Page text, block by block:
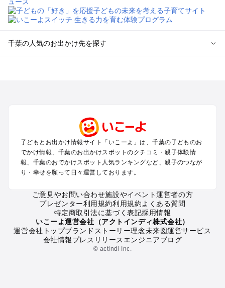
千葉の人気のお出かけ先を探す
成田・印西・酒々井のプールお出かけ
館山・南房総のプールお出かけ
九十九里・銚子のプールお出かけ
千葉市・市原のプールお出かけ
鴨川・勝浦・御宿のプールお出かけ
千葉の定番お出かけスポット
千葉の遊園地
千葉の動物園
千葉のバーベキュー
子どもとお出かけ情報サイト「いこーよ」は、千葉の子どものお
でかけ情報、千葉のお出かけスポットのクチコミ・親子体験情
報、千葉のおでかけスポット人気ランキングなど、親子のつなが
り・幸せを願って日々運営しております。
ご意見やお問い合わせ施設やイベント運営者の方
プレゼンター利用規約利用規約よくある質問
特定商取引法に基づく表記採用情報
いこーよ運営会社（アクトインディ株式会社）
運営会社トップブランドストーリー理念未来図運営サービス
会社情報プレスリリース エンジニアブログ
© actindi Inc.